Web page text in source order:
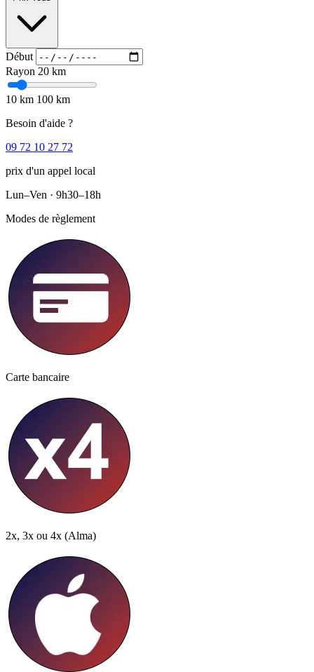
Début
Rayon 20 km
10 km 100 km
Besoin d'aide ?
09 72 10 27 72
prix d'un appel local
Lun–Ven · 9h30–18h
Modes de règlement
Carte bancaire
2x, 3x ou 4x (Alma)